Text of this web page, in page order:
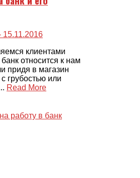
15.11.2016
клиентами
относится к нам
придя в магазин
грубостью или
Read More